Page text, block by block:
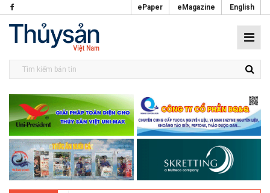
ePaper eMagazine English